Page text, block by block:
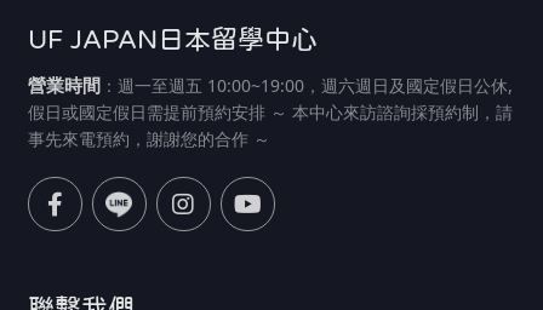
UF JAPAN日本留學中心
營業時間：週一至週五 10:00~19:00，週六週日及國定假日公休,
假日或國定假日需提前預約安排 ～ 本中心來訪諮詢採預約制，請
事先來電預約，謝謝您的合作 ～